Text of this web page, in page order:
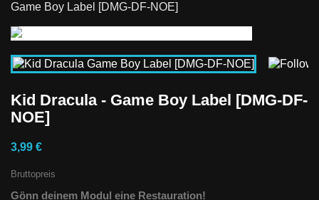
Game Boy Label [DMG-DF-NOE]
Kid Dracula - Game Boy Label [DMG-DF-
NOE]
3,99 €
Bruttopreis
Gönn deinem Modul eine Restauration!